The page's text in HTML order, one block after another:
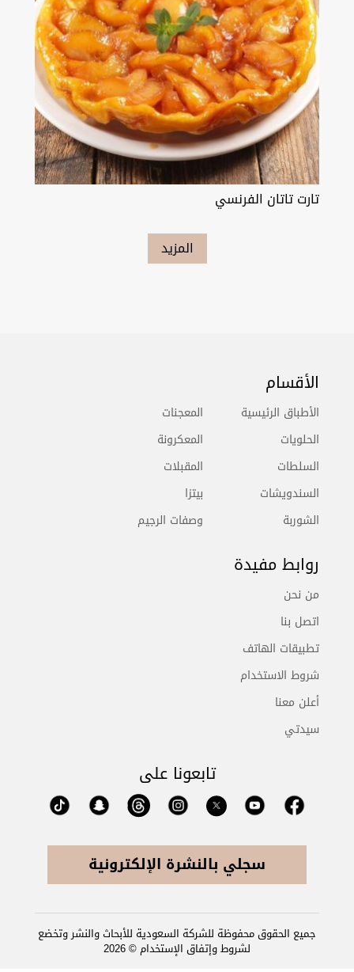
تارت تاتان الفرنسي
المزيد
الأقسام
الأطباق الرئيسية
الحلويات
السلطات
السندويشات
الشوربة
المعجنات
المعكرونة
المقبلات
بيتزا
وصفات الرجيم
روابط مفيدة
من نحن
اتصل بنا
تطبيقات الهاتف
شروط الاستخدام
أعلن معنا
سيدتي
تابعونا على
سجلي بالنشرة الإلكترونية
جميع الحقوق محفوظة للشركة السعودية للأبحاث والنشر وتخضع
لشروط وإتفاق الإستخدام © 2026